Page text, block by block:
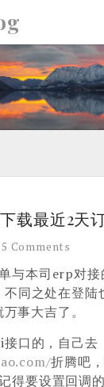
载最近2天
5 Comments
与本司erp对
同之处在登陆
事大吉了。
口的，自己去
折腾吧
得要设置回调